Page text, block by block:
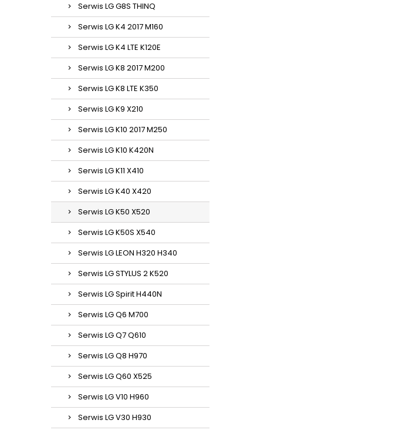
Serwis LG G8S THINQ
Serwis LG K4 2017 M160
Serwis LG K4 LTE K120E
Serwis LG K8 2017 M200
Serwis LG K8 LTE K350
Serwis LG K9 X210
Serwis LG K10 2017 M250
Serwis LG K10 K420N
Serwis LG K11 X410
Serwis LG K40 X420
Serwis LG K50 X520
Serwis LG K50S X540
Serwis LG LEON H320 H340
Serwis LG STYLUS 2 K520
Serwis LG Spirit H440N
Serwis LG Q6 M700
Serwis LG Q7 Q610
Serwis LG Q8 H970
Serwis LG Q60 X525
Serwis LG V10 H960
Serwis LG V30 H930